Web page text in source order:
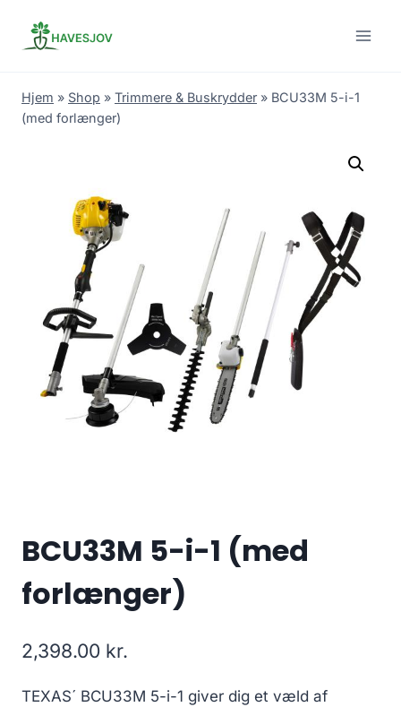
Hjem » Shop » Trimmere & Buskrydder » BCU33M 5-i-1
(med forlænger)
BCU33M 5-i-1 (med
forlænger)
2,398.00 kr.
TEXAS´ BCU33M 5-i-1 giver dig et væld af